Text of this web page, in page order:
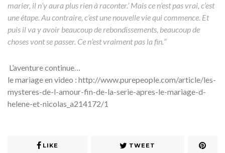
marier, il n’y aura plus rien à raconter.’ Mais ce n’est pas vrai, c’est
une étape. Au contraire, c’est une nouvelle vie qui commence. Et
puis il va y avoir beaucoup de rebondissements, beaucoup de
choses vont se passer. Ce n’est vraiment pas la fin.”
L’aventure continue…
le mariage en video : http://www.purepeople.com/article/les-
mysteres-de-l-amour-fin-de-la-serie-apres-le-mariage-d-
helene-et-nicolas_a214172/1
LIKE TWEET